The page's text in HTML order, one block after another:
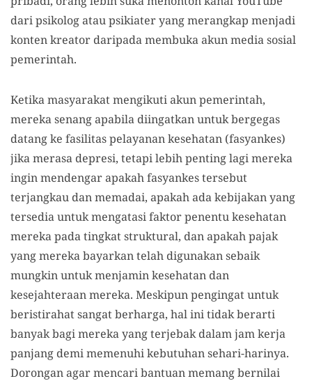
dari psikolog atau psikiater yang merangkap menjadi
konten kreator daripada membuka akun media sosial
pemerintah.
Ketika masyarakat mengikuti akun pemerintah,
mereka senang apabila diingatkan untuk bergegas
datang ke fasilitas pelayanan kesehatan (fasyankes)
jika merasa depresi, tetapi lebih penting lagi mereka
ingin mendengar apakah fasyankes tersebut
terjangkau dan memadai, apakah ada kebijakan yang
tersedia untuk mengatasi faktor penentu kesehatan
mereka pada tingkat struktural, dan apakah pajak
yang mereka bayarkan telah digunakan sebaik
mungkin untuk menjamin kesehatan dan
kesejahteraan mereka. Meskipun pengingat untuk
beristirahat sangat berharga, hal ini tidak berarti
banyak bagi mereka yang terjebak dalam jam kerja
panjang demi memenuhi kebutuhan sehari-harinya.
Dorongan agar mencari bantuan memang bernilai